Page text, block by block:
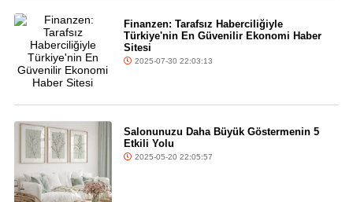
Finanzen: Tarafsız Haberciliğiyle
Türkiye'nin En Güvenilir Ekonomi Haber
Sitesi
2025-07-30 22:03:13
Salonunuzu Daha Büyük Göstermenin 5
Etkili Yolu
2025-05-20 22:05:57